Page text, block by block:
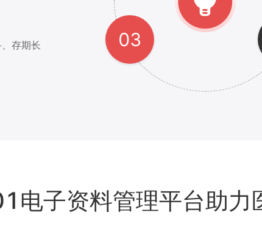
存期长 03
电子资料管理平台助力